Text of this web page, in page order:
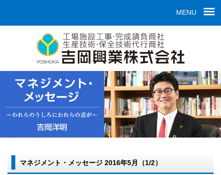
MENU
マネジメント・メッセージ 2016年5月（1/2）